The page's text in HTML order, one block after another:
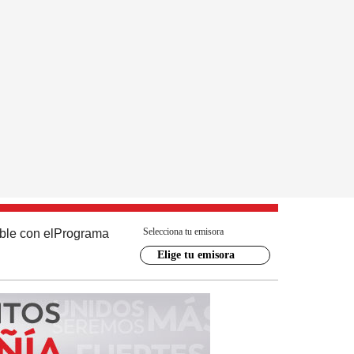
con el Programa Selecciona tu emisora
Elige tu emisora